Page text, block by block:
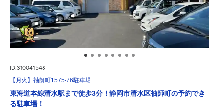
ID:310041548
【月火】袖師町1575-76駐車場
東海道本線清水駅まで徒歩3分！静岡市清水区袖師町の予約でき
る駐車場！